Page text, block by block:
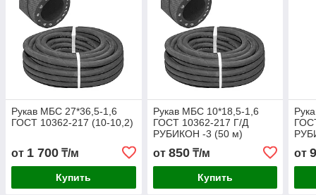
Рукав МБС 27*36,5-1,6
ГОСТ 10362-217 (10-10,2)
от 1 700 ₸/м
Купить
Рукав МБС 10*18,5-1,6
ГОСТ 10362-217 Г/Д
РУБИКОН -3 (50 м)
от 850₸/м
Купить
от